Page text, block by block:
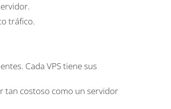
tráfico.
Cada VPS tiene sus
tan costoso como un servidor